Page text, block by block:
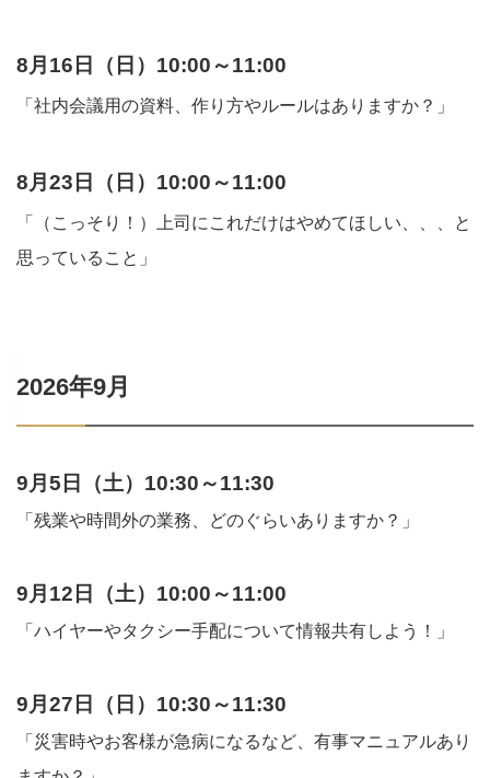
8月16日（日）10:00～11:00
「社内会議用の資料、作り方やルールはありますか？」
8月23日（日）10:00～11:00
「（こっそり！）上司にこれだけはやめてほしい、、、と
思っていること」
2026年9月
9月5日（土）10:30～11:30
「残業や時間外の業務、どのぐらいありますか？」
9月12日（土）10:00～11:00
「ハイヤーやタクシー手配について情報共有しよう！」
9月27日（日）10:30～11:30
「災害時やお客様が急病になるなど、有事マニュアルあり